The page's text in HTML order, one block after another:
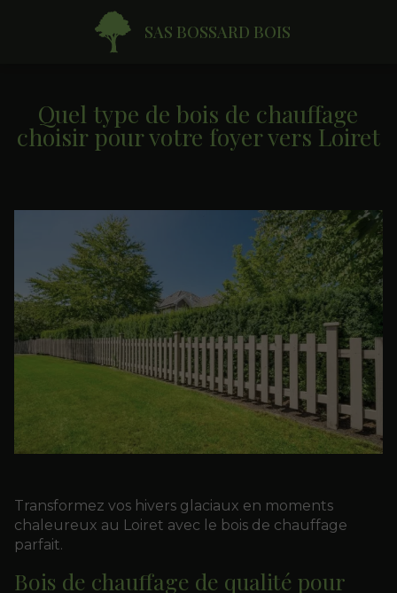
SAS BOSSARD BOIS
Quel type de bois de chauffage
choisir pour votre foyer vers Loiret
Transformez vos hivers glaciaux en moments
chaleureux au Loiret avec le bois de chauffage
parfait.
Bois de chauffage de qualité pour